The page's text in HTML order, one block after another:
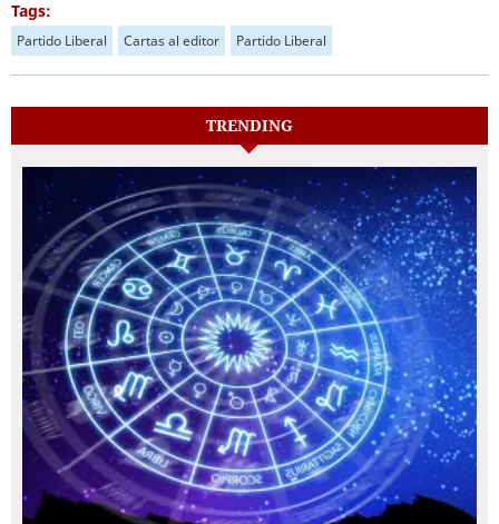
Tags:
Partido Liberal Cartas al editor Partido Liberal
TRENDING